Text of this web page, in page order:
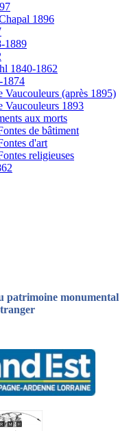
1896
1889
1840-1862
1874
Vaucouleurs (après 1895)
Vaucouleurs 1893
aux morts
de bâtiment
d'art
religieuses
patrimoine monumental